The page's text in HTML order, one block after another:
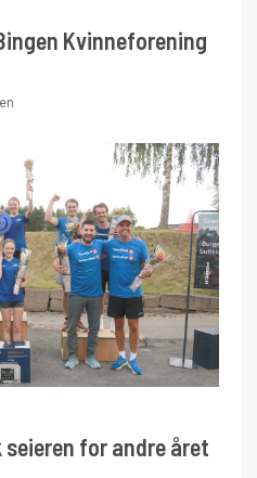
Kvinneforening
for andre året